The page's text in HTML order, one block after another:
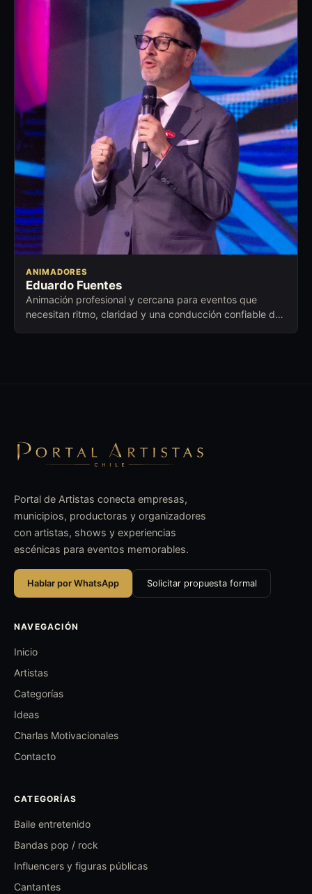
ANIMADORES
Eduardo Fuentes
Animación profesional y cercana para eventos que
necesitan ritmo, claridad y una conducción confiable de
Portal de Artistas conecta empresas,
municipios, productoras y organizadores
con artistas, shows y experiencias
escénicas para eventos memorables.
Hablar por WhatsApp Solicitar propuesta formal
NAVEGACIÓN
Inicio
Artistas
Categorías
Ideas
Charlas Motivacionales
Contacto
CATEGORÍAS
Baile entretenido
Bandas pop / rock
Influencers y figuras públicas
Cantantes